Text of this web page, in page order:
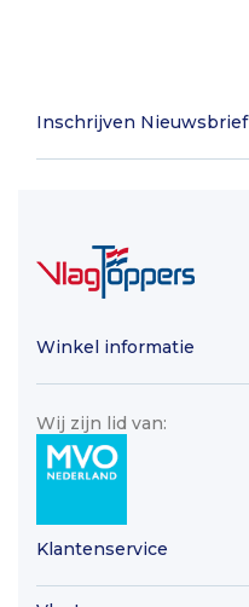
Inschrijven Nieuwsbrief
Winkel informatie
Wij zijn lid van:
Klantenservice